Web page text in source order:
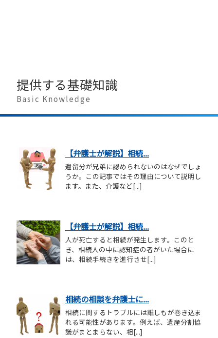
提供する基礎知識
Basic Knowledge
【弁護士が解説】相続...
遺留分が兄弟に認められないのはなぜでしょ
うか。この記事ではその理由について説明し
ます。また、介護など[...]
【弁護士が解説】相続...
人が死亡すると相続が発生します。このと
き、相続人の中に認知症の者がいた場合に
は、相続手続きを進行させ[...]
相続の相談を弁護士に...
相続に関するトラブルには誰しもが巻き込ま
れる可能性があります。例えば、遺産分割協
議がまとまらない、相[...]